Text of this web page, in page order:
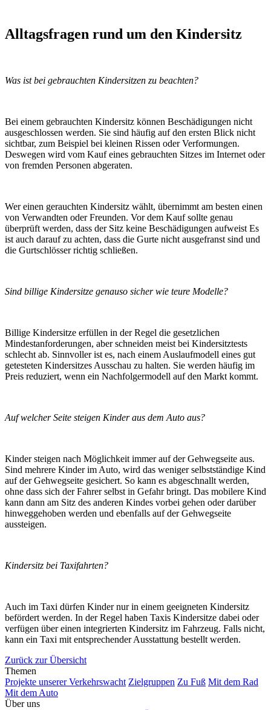
Alltagsfragen rund um den Kindersitz
Was ist bei gebrauchten Kindersitzen zu beachten?
Bei einem gebrauchten Kindersitz können Beschädigungen nicht
ausgeschlossen werden. Sie sind häufig auf den ersten Blick nicht
sichtbar, zum Beispiel bei kleinen Rissen oder Verformungen.
Deswegen wird vom Kauf eines gebrauchten Sitzes im Internet oder
von fremden Personen abgeraten.
Wer einen gerauchten Kindersitz wählt, übernimmt am besten einen
von Verwandten oder Freunden. Vor dem Kauf sollte genau
überprüft werden, dass der Sitz keine Beschädigungen aufweist Es
ist auch darauf zu achten, dass die Gurte nicht ausgefranst sind und
die Gurtschlösser richtig schließen.
Sind billige Kindersitze genauso sicher wie teure Modelle?
Billige Kindersitze erfüllen in der Regel die gesetzlichen
Mindestanforderungen, aber schneiden meist bei Kindersitztests
schlecht ab. Sinnvoller ist es, nach einem Auslaufmodell eines gut
getesteten Kindersitzes Ausschau zu halten. Sie werden häufig im
Preis reduziert, wenn ein Nachfolgermodell auf den Markt kommt.
Auf welcher Seite steigen Kinder aus dem Auto aus?
Kinder steigen nach Möglichkeit immer auf der Gehwegseite aus.
Sind mehrere Kinder im Auto, wird das weniger selbstständige Kind
auf der Gehwegseite gesichert. So kann es abgeschnallt werden,
ohne dass sich der Fahrer selbst in Gefahr bringt. Das mobilere Kind
kann dann am Sitz des anderen Kindes vorbei gehen oder darüber
hinweggehoben werden und ebenfalls auf der Gehwegseite
aussteigen.
Kindersitz bei Taxifahrten?
Auch im Taxi dürfen Kinder nur in einem geeigneten Kindersitz
befördert werden. In der Regel haben Taxis Kindersitze dabei oder
verfügen über einen integrierten Kindersitz im Fahrzeug. Falls nicht,
kann ein Taxi mit entsprechender Ausstattung bestellt werden.
Zurück zur Übersicht
Themen
Projekte unserer Verkehrswacht Zielgruppen Zu Fuß Mit dem Rad
Mit dem Auto
Über uns